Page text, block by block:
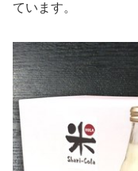
ています。